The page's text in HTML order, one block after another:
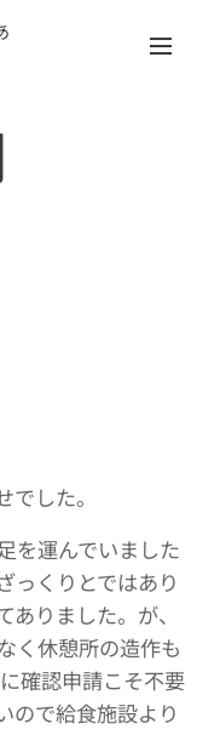
した。
を運んでいました
っくりとではあり
りました。が、
く休憩所の造作も
確認申請こそ不要
ので給食施設より